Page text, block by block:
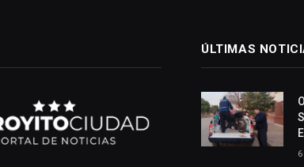
ÚLTIMAS